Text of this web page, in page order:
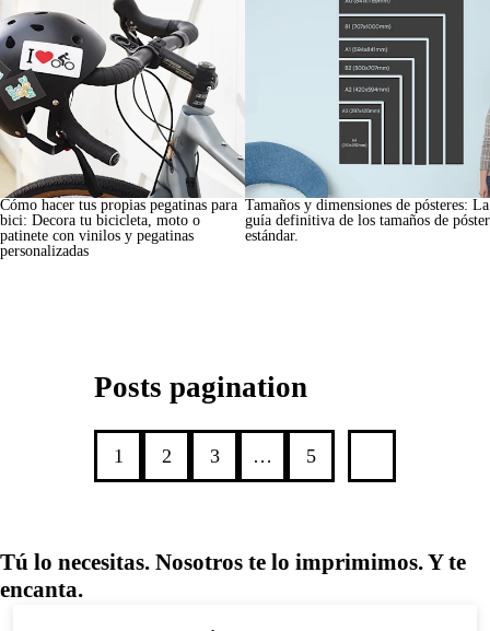
Cómo hacer tus propias pegatinas para
bici: Decora tu bicicleta, moto o
patinete con vinilos y pegatinas
personalizadas
Tamaños y dimensiones de pósteres: La
guía definitiva de los tamaños de póster
estándar.
Posts pagination
1 2 3 … 5
Tú lo necesitas. Nosotros te lo imprimimos. Y te
encanta.